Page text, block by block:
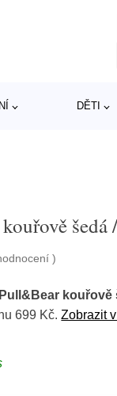
DĚTI
šedá
)
kouřově
699 Kč.Zobrazit